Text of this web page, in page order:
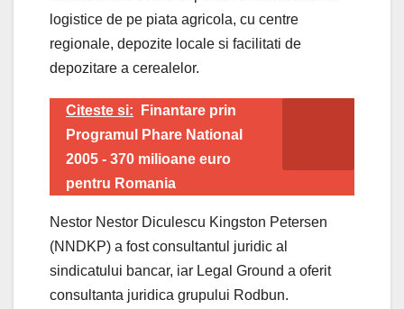
logistice de pe piata agricola, cu centre
regionale, depozite locale si facilitati de
depozitare a cerealelor.
Citeste si:
Finantare prin
Programul Phare National
2005 - 370 milioane euro
pentru Romania
Nestor Nestor Diculescu Kingston Petersen
(NNDKP) a fost consultantul juridic al
sindicatului bancar, iar Legal Ground a oferit
consultanta juridica grupului Rodbun.